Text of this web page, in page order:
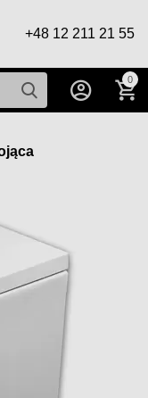
+48 12 211 21 55
0